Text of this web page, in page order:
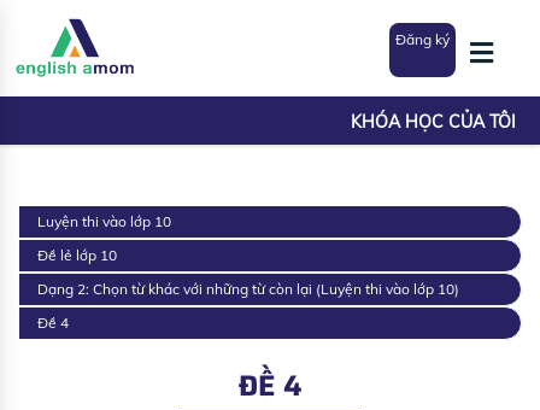
Đăng ký
KHÓA HỌC CỦA TÔI
Luyện thi vào lớp 10
Đề lẻ lớp 10
Dạng 2: Chọn từ khác với những từ còn lại (Luyện thi vào lớp 10)
Đề 4
ĐỀ 4